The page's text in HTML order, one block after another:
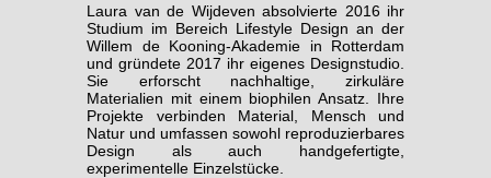
Laura van de Wijdeven absolvierte 2016 ihr
Studium im Bereich Lifestyle Design an der
Willem de Kooning-Akademie in Rotterdam
und gründete 2017 ihr eigenes Designstudio.
Sie erforscht nachhaltige, zirkuläre
Materialien mit einem biophilen Ansatz. Ihre
Projekte verbinden Material, Mensch und
Natur und umfassen sowohl reproduzierbares
Design als auch handgefertigte,
experimentelle Einzelstücke.